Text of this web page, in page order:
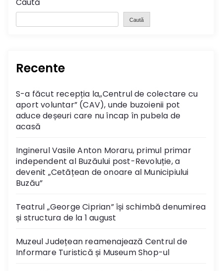
Caută
Recente
S-a făcut recepția la,,Centrul de colectare cu
aport voluntar” (CAV), unde buzoienii pot
aduce deșeuri care nu încap în pubela de
acasă
Inginerul Vasile Anton Moraru, primul primar
independent al Buzăului post-Revoluție, a
devenit „Cetățean de onoare al Municipiului
Buzău”
Teatrul „George Ciprian” își schimbă denumirea
și structura de la 1 august
Muzeul Județean reamenajează Centrul de
Informare Turistică și Museum Shop-ul